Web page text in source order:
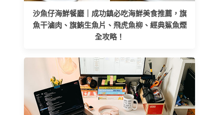
沙魚仔海鮮餐廳｜成功鎮必吃海鮮美食推薦，旗
魚干滷肉、旗鮪生魚片、飛虎魚柳、經典鯊魚煙
全攻略！